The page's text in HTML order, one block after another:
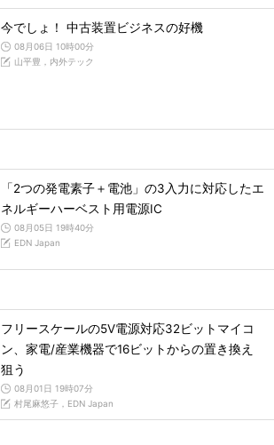
今でしょ！ 中古装置ビジネスの好機
08月06日 10時00分
山平豊，内外テック
「2つの発電素子＋電池」の3入力に対応したエ
ネルギーハーベスト用電源IC
08月05日 19時40分
EDN Japan
フリースケールの5V電源対応32ビットマイコ
ン、家電/産業機器で16ビットからの置き換え
狙う
08月01日 19時07分
村尾麻悠子，EDN Japan